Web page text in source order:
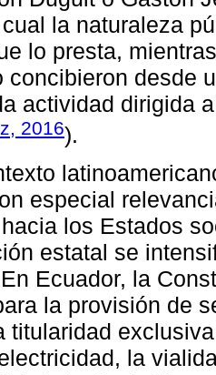
la naturaleza
lo presta,
concibieron desde
actividad dirigida
2016).
especial
los Estados
estatal se
Ecuador, la
la provisión de
titularidad
la